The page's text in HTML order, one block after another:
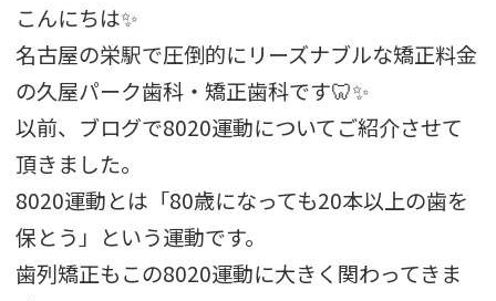
こんにちは✨
名古屋の栄駅で圧倒的にリーズナブルな矯正料金
の久屋パーク歯科・矯正歯科です🦷✨
以前、ブログで8020運動についてご紹介させて
頂きました。
8020運動とは「80歳になっても20本以上の歯を
保とう」という運動です。
歯列矯正もこの8020運動に大きく関わってきま